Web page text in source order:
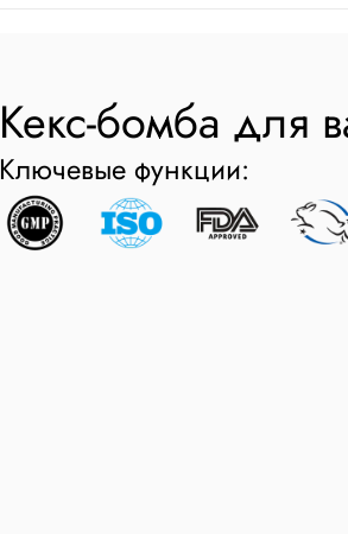
Кекс-бомба для
Ключевые функции: